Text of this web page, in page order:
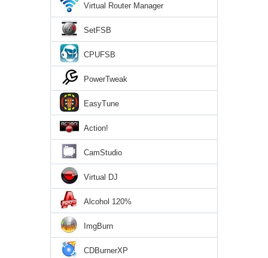
Virtual Router Manager
SetFSB
CPUFSB
PowerTweak
EasyTune
Action!
CamStudio
Virtual DJ
Alcohol 120%
ImgBurn
CDBurnerXP